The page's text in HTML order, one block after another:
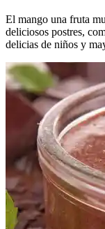
El mango una fruta
deliciosos postres,
delicias de niños y